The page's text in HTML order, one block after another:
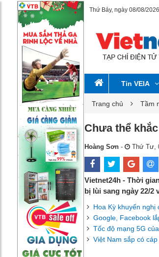
Thứ Bảy, ngày 08/08/
Tin VEIA
Trang chủ Tầm
Chưa thể
Hoàng Sơn - Thứ Tư,
Vietnet24h - Thời
bị lùi sang ngày 22/2
Hoa Kỳ khuyến
Google, Facebook
Tốc độ mạng 5G
Việt Nam sắp có